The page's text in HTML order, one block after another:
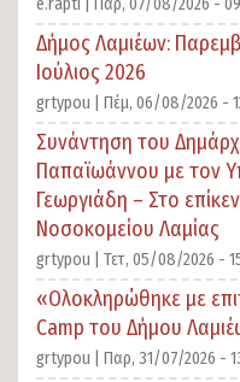
e.rapti | Παρ, 07/08/2026 -
Δήμος Λαμιέων:
Ιούλιος 2026
grtypou | Πέμ, 06/08/2026 -
Συνάντηση του
Παπαϊωάννου με τον
Γεωργιάδη – Στο
Νοσοκομείου Λαμίας
grtypou | Τετ, 05/08/2026 -
«Ολοκληρώθηκε με
Camp του Δήμου
grtypou | Παρ, 31/07/2026 -